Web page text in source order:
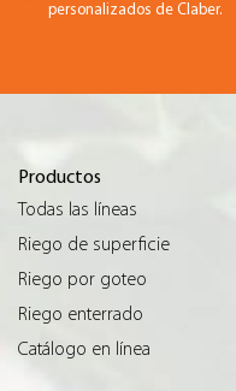
personalizados de Claber.
Productos
Todas las líneas
Riego de superficie
Riego por goteo
Riego enterrado
Catálogo en línea